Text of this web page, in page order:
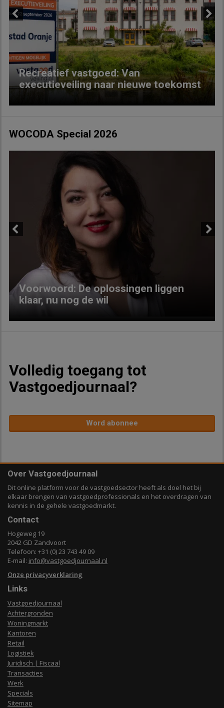
Recreatief vastgoed: Van
executieveiling naar nieuwe toekomst
Next
WOCODA Special 2026
Voorwoord: De oplossingen liggen
klaar, nu nog de wil
Volledig toegang tot
Vastgoedjournaal?
Word abonnee
Over Vastgoedjournaal
Dit online platform voor de vastgoedsector heeft als doel het bij
elkaar brengen van vastgoedprofessionals en het overdragen van
kennis in de gehele vastgoedmarkt.
Contact
Hogeweg 19
2042 GD Zandvoort
Telefoon: +31 (0) 23 743 49 09
E-mail: info@vastgoedjournaal.nl
Onze privacyverklaring
Links
Vastgoedjournaal
Achtergronden
Woningmarkt
Kantoren
Retail
Logistiek
Juridisch | Fiscaal
Transacties
Werk
Specials
Sitemap